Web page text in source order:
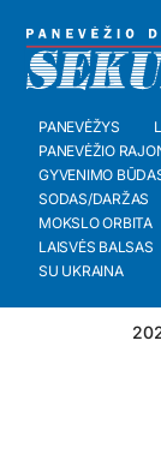
PANEVĖŽYS
PANEVĖŽIO
GYVENIMO
SODAS/DARŽAS
MOKSLO ORBITA
LAISVĖS BALSAS
SU UKRAINA